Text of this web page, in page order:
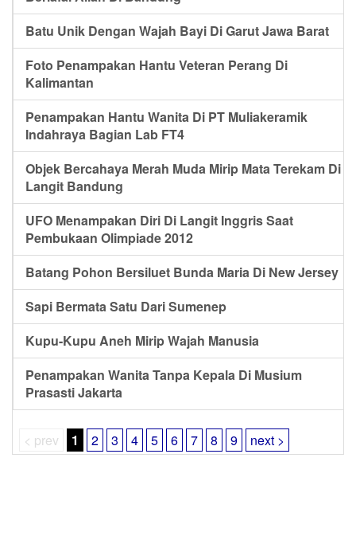
Batu Unik Dengan Wajah Bayi Di Garut Jawa Barat
Foto Penampakan Hantu Veteran Perang Di
Kalimantan
Penampakan Hantu Wanita Di PT Muliakeramik
Indahraya Bagian Lab FT4
Objek Bercahaya Merah Muda Mirip Mata Terekam Di
Langit Bandung
UFO Menampakan Diri Di Langit Inggris Saat
Pembukaan Olimpiade 2012
Batang Pohon Bersiluet Bunda Maria Di New Jersey
Sapi Bermata Satu Dari Sumenep
Kupu-Kupu Aneh Mirip Wajah Manusia
Penampakan Wanita Tanpa Kepala Di Musium
Prasasti Jakarta
< prev 1 2 3 4 5 6 7 8 9 next >